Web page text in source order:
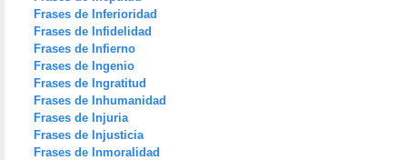
Frases de Inferioridad
Frases de Infidelidad
Frases de Infierno
Frases de Ingenio
Frases de Ingratitud
Frases de Inhumanidad
Frases de Injuria
Frases de Injusticia
Frases de Inmoralidad